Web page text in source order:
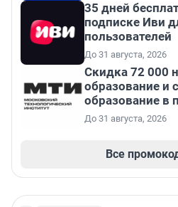
35 дней
подписке Иви
пользователей
До 31 августа, 2026
Скидка 72 000
образование и
образование в
До 31 августа, 2026
Все